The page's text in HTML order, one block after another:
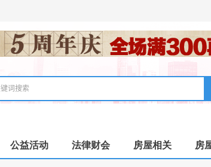
公益活动 法律财会 房屋相关 房